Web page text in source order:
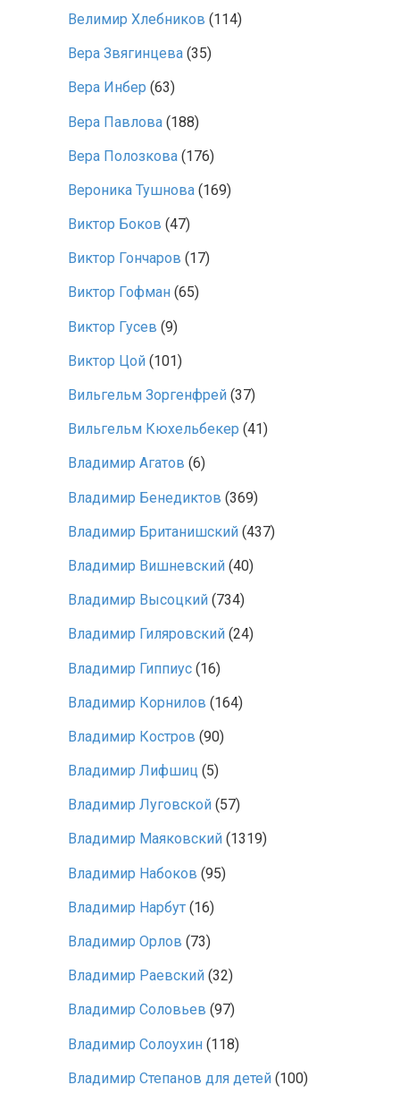
Велимир Хлебников (114)
Вера Звягинцева (35)
Вера Инбер (63)
Вера Павлова (188)
Вера Полозкова (176)
Вероника Тушнова (169)
Виктор Боков (47)
Виктор Гончаров (17)
Виктор Гофман (65)
Виктор Гусев (9)
Виктор Цой (101)
Вильгельм Зоргенфрей (37)
Вильгельм Кюхельбекер (41)
Владимир Агатов (6)
Владимир Бенедиктов (369)
Владимир Британишский (437)
Владимир Вишневский (40)
Владимир Высоцкий (734)
Владимир Гиляровский (24)
Владимир Гиппиус (16)
Владимир Корнилов (164)
Владимир Костров (90)
Владимир Лифшиц (5)
Владимир Луговской (57)
Владимир Маяковский (1319)
Владимир Набоков (95)
Владимир Нарбут (16)
Владимир Орлов (73)
Владимир Раевский (32)
Владимир Соловьев (97)
Владимир Солоухин (118)
Владимир Степанов для детей (100)